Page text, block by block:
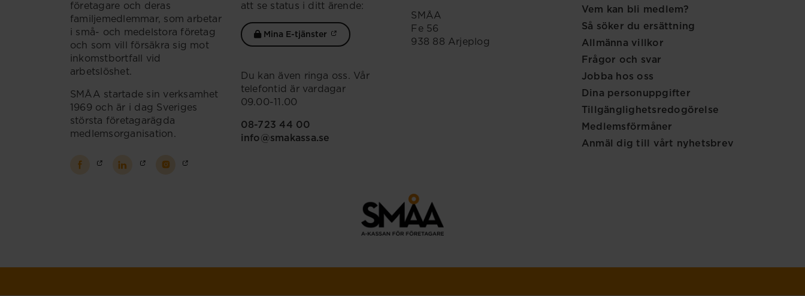
företagare och deras
familjemedlemmar, som arbetar
i små- och medelstora företag
och som vill försäkra sig mot
inkomstbortfall vid
arbetslöshet.
SMÅA startade sin verksamhet
1969 och är i dag Sveriges
största företagarägda
medlemsorganisation.
att se status i ditt ärende:
Mina E-tjänster
Du kan även ringa oss. Vår
telefontid är vardagar
09.00-11.00
08-723 44 00
info@smakassa.se
SMÅA
Fe 56
938 88 Arjeplog
Vem kan bli medlem?
Så söker du ersättning
Allmänna villkor
Frågor och svar
Jobba hos oss
Dina personuppgifter
Tillgänglighetsredogörelse
Medlemsförmåner
Anmäl dig till vårt nyhetsbrev